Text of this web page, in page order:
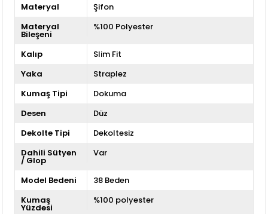
Materyal
Şifon
Materyal
Bileşeni
%100 Polyester
Kalıp
Slim Fit
Yaka
Straplez
Kumaş Tipi
Dokuma
Desen
Düz
Dekolte Tipi
Dekoltesiz
Dahili Sütyen
/ Glop
Var
Model Bedeni
38 Beden
Kumaş
Yüzdesi
%100 polyester